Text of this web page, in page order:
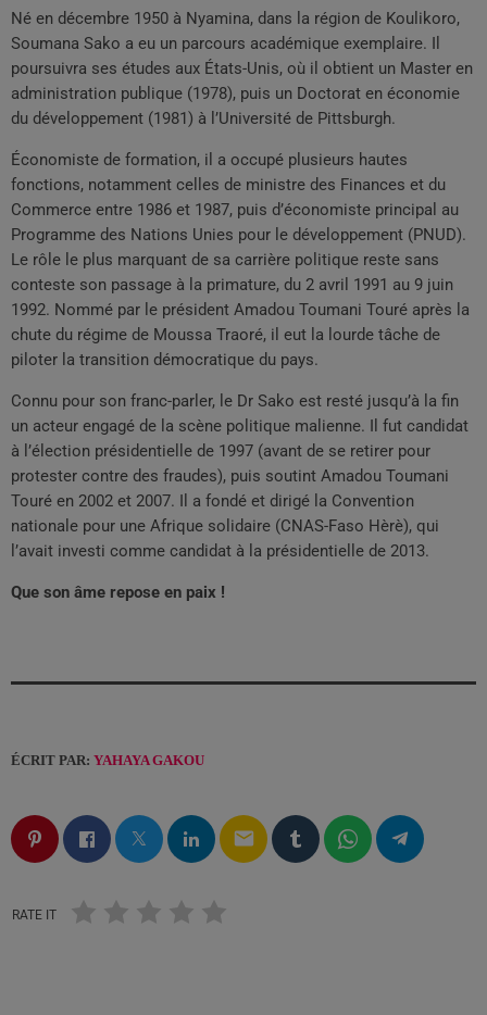
Né en décembre 1950 à Nyamina, dans la région de Koulikoro,
Soumana Sako a eu un parcours académique exemplaire. Il
poursuivra ses études aux États-Unis, où il obtient un Master en
administration publique (1978), puis un Doctorat en économie
du développement (1981) à l’Université de Pittsburgh.
Économiste de formation, il a occupé plusieurs hautes
fonctions, notamment celles de ministre des Finances et du
Commerce entre 1986 et 1987, puis d’économiste principal au
Programme des Nations Unies pour le développement (PNUD).
Le rôle le plus marquant de sa carrière politique reste sans
conteste son passage à la primature, du 2 avril 1991 au 9 juin
1992. Nommé par le président Amadou Toumani Touré après la
chute du régime de Moussa Traoré, il eut la lourde tâche de
piloter la transition démocratique du pays.
Connu pour son franc-parler, le Dr Sako est resté jusqu’à la fin
un acteur engagé de la scène politique malienne. Il fut candidat
à l’élection présidentielle de 1997 (avant de se retirer pour
protester contre des fraudes), puis soutint Amadou Toumani
Touré en 2002 et 2007. Il a fondé et dirigé la Convention
nationale pour une Afrique solidaire (CNAS-Faso Hèrè), qui
l’avait investi comme candidat à la présidentielle de 2013.
Que son âme repose en paix !
ÉCRIT PAR: YAHAYA GAKOU
email
RATE IT